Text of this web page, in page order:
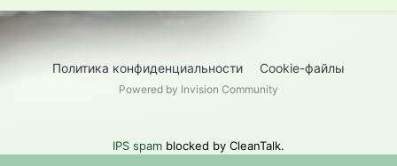
Политика конфиденциальности Cookie-файлы
Powered by Invision Community
IPS spam blocked by CleanTalk.